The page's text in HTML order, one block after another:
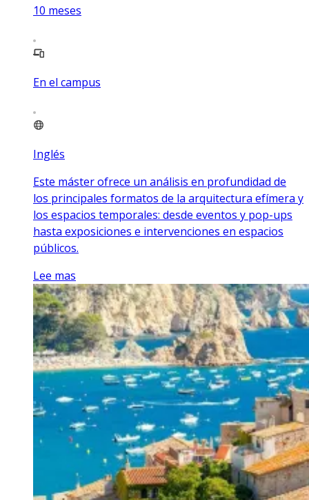
10 meses
En el campus
Inglés
Este máster ofrece un análisis en profundidad de
los principales formatos de la arquitectura efímera y
los espacios temporales: desde eventos y pop-ups
hasta exposiciones e intervenciones en espacios
públicos.
Lee mas